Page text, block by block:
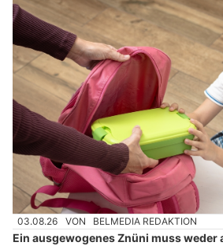
03.08.26 VON BELMEDIA REDAKTION
Ein ausgewogenes Znüni muss weder